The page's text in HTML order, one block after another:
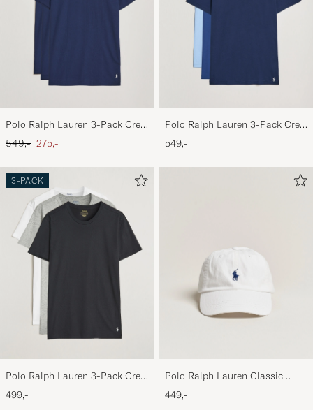
Polo Ralph Lauren 3-Pack Crew
Neck T-Shirt Navy
Ordinary pris
549,- Nedsat pris
275,-
Polo Ralph Lauren 3-Pack Crew
Neck T-Shirt Navy/Light
Navy/Elite Blue
549,-
3-PACK
Polo Ralph Lauren 3-Pack Crew
Neck T-Shirt
White/Black/Andover Heather
499,-
Polo Ralph Lauren Classic
449,-